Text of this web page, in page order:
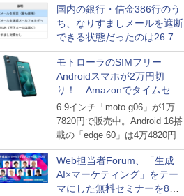
国内の銀行・信金386行のう
ち、なりすましメールを遮断
できる状態だったのは26.7％
にとどまる～GMOブランド
セキュリティ調査
モトローラのSIMフリー
Androidスマホが2万円切
り！ Amazonでタイムセー
ル
6.9インチ「moto g06」が1万
7820円で販売中。Android 16搭
載の「edge 60」は4万4820円
Web担当者Forum、「生成
AI×マーケティング」をテー
マにした無料セミナーを8月